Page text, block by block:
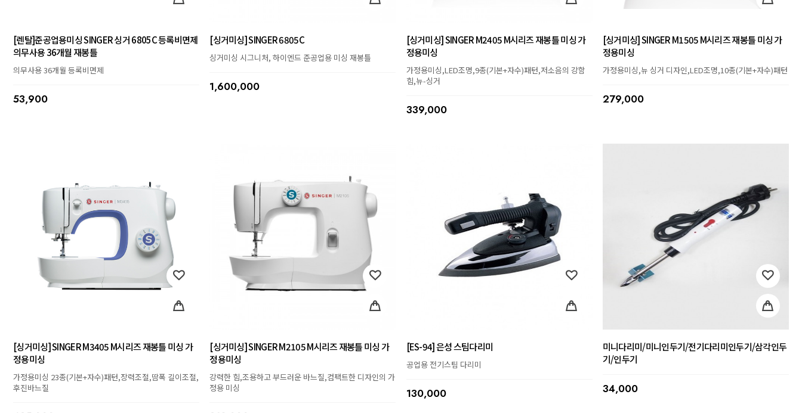
[렌탈]준공업용미싱 SINGER 싱거 6805C 등록비면제
의무사용 36개월 재봉틀
의무사용 36개월 등록비면제
53,900
[싱거미싱] SINGER 6805C
싱거미싱 시그니처, 하이엔드 준공업용 미싱 재봉틀
1,600,000
[싱거미싱] SINGER M2405 M시리즈 재봉틀 미싱 가
정용미싱
가정용미싱,LED조명,9종(기본+자수)패턴,저소음의 강함
힘,뉴-싱거
339,000
[싱거미싱] SINGER M1505 M시리즈 재봉틀 미싱 가
정용미싱
가정용미싱,뉴 싱거 디자인,LED조명,10종(기본+자수)패턴
279,000
[싱거미싱] SINGER M3405 M시리즈 재봉틀 미싱 가
정용미싱
가정용미싱 23종(기본+자수)패턴,장력조절,땀폭 길이조절,
후진바느질
[싱거미싱] SINGER M2105 M시리즈 재봉틀 미싱 가
정용미싱
강력한 힘,조용하고 부드러운 바느질,컴팩트한 디자인의 가
정용 미싱
[ES-94] 은성 스팀다리미
공업용 전기스팀 다리미
130,000
미니다리미/미니인두기/전기다리미인두기/삼각인두
기/인두기
34,000